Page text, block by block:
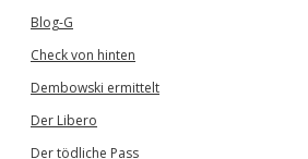
Blog-G
Check von hinten
Dembowski ermittelt
Der Libero
Der tödliche Pass